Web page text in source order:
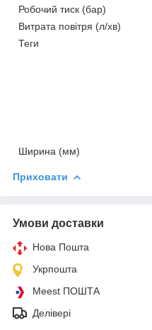
Робочий тиск (бар)
Витрата повітря (л/хв)
Теги
Ширина (мм)
Приховати
Умови доставки
Нова Пошта
Укрпошта
Meest ПОШТА
Делівері